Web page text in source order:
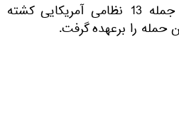
در این حمله 170 نفر از جمله 13 نظامی آمریکایی کشته
را برعهده گرفت.